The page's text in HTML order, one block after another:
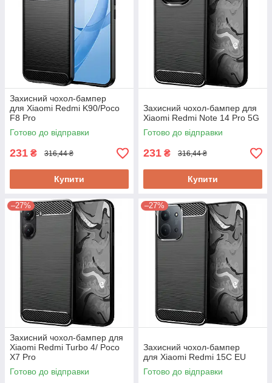
Захисний чохол-бампер
для Xiaomi Redmi K90/Poco
F8 Pro
Готово до відправки
231 ₴ 316,44 ₴
Купити
Захисний чохол-бампер для
Xiaomi Redmi Note 14 Pro 5G
Готово до відправки
231 ₴ 316,44 ₴
Купити
–27%
Захисний чохол-бампер для
Xiaomi Redmi Turbo 4/ Poco
X7 Pro
Готово до відправки
–27%
Захисний чохол-бампер
для Xiaomi Redmi 15C EU​​​​​​​
Готово до відправки